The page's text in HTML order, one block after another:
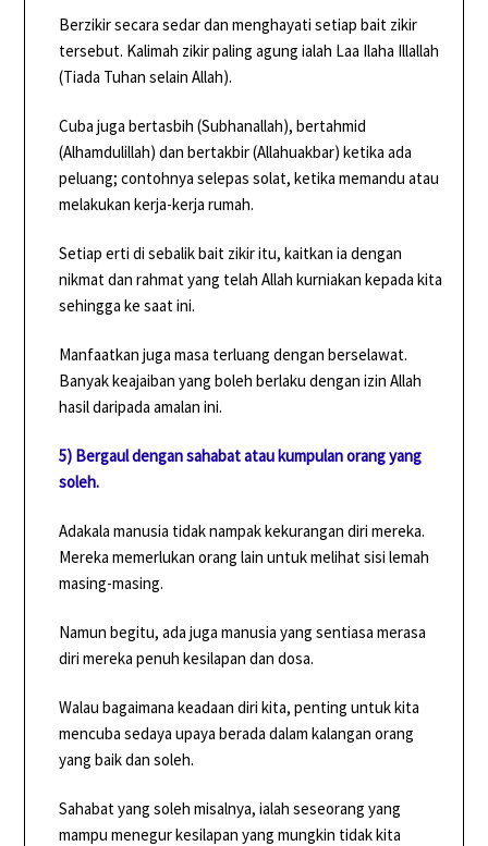
Berzikir secara sedar dan menghayati setiap bait zikir
tersebut. Kalimah zikir paling agung ialah Laa Ilaha Illallah
(Tiada Tuhan selain Allah).
Cuba juga bertasbih (Subhanallah), bertahmid
(Alhamdulillah) dan bertakbir (Allahuakbar) ketika ada
peluang; contohnya selepas solat, ketika memandu atau
melakukan kerja-kerja rumah.
Setiap erti di sebalik bait zikir itu, kaitkan ia dengan
nikmat dan rahmat yang telah Allah kurniakan kepada kita
sehingga ke saat ini.
Manfaatkan juga masa terluang dengan berselawat.
Banyak keajaiban yang boleh berlaku dengan izin Allah
hasil daripada amalan ini.
5) Bergaul dengan sahabat atau kumpulan orang yang
soleh.
Adakala manusia tidak nampak kekurangan diri mereka.
Mereka memerlukan orang lain untuk melihat sisi lemah
masing-masing.
Namun begitu, ada juga manusia yang sentiasa merasa
diri mereka penuh kesilapan dan dosa.
Walau bagaimana keadaan diri kita, penting untuk kita
mencuba sedaya upaya berada dalam kalangan orang
yang baik dan soleh.
Sahabat yang soleh misalnya, ialah seseorang yang
mampu menegur kesilapan yang mungkin tidak kita